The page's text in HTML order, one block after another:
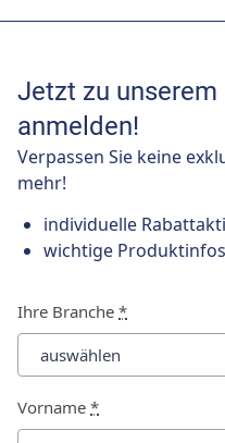
Jetzt zu
anmelden!
Verpassen Sie keine
mehr!
individuelle
wichtige
Ihre Branche *
Vorname *